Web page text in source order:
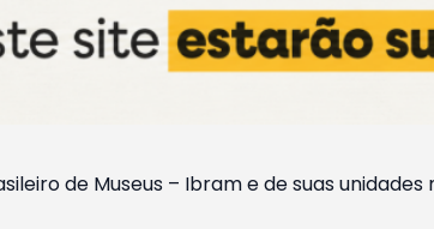
de Museus – Ibram e de suas